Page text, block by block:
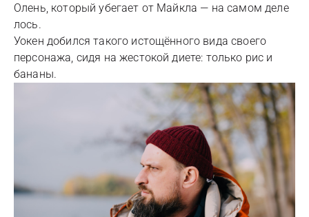
Олень, который убегает от Майкла — на самом деле
лось.
Уокен добился такого истощённого вида своего
персонажа, сидя на жестокой диете: только рис и
бананы.